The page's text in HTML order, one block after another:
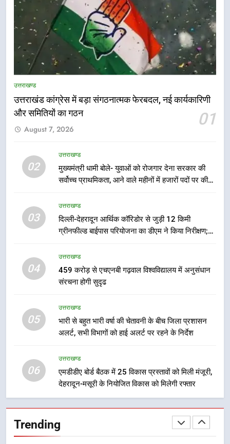
उत्तराखण्ड
उत्तराखंड कांग्रेस में बड़ा संगठनात्मक फेरबदल, नई कार्यकारिणी
और समितियों का गठन
01
August 7, 2026
02
उत्तराखण्ड
मुख्यमंत्री धामी बोले- युवाओं को रोजगार देना सरकार की
सर्वोच्च प्राथमिकता, आने वाले महीनों में हजारों पदों पर की
03
उत्तराखण्ड
दिल्ली-देहरादून आर्थिक कॉरिडोर से जुड़ी 12 किमी
ग्रीनफील्ड बाईपास परियोजना का डीएम ने किया निरीक्षण;
सुरक्षा मानकों से कोई समझौता नहींः डीएम
04
उत्तराखण्ड
459 करोड़ से एचएनबी गढ़वाल विश्वविद्यालय में अनुसंधान
संरचना होगी सुदृढ
05
उत्तराखण्ड
भारी से बहुत भारी वर्षा की चेतावनी के बीच जिला प्रशासन
अलर्ट, सभी विभागों को हाई अलर्ट पर रहने के निर्देश
06
उत्तराखण्ड
एमडीडीए बोर्ड बैठक में 25 विकास प्रस्तावों को मिली मंजूरी,
देहरादून-मसूरी के नियोजित विकास को मिलेगी रफ्तार
Trending
5
नियोजित विकास को मिलेगी रफ्तार
उत्तराखण्ड
मुख्यमंत्री पुष्कर सिंह धामी के दिशा-निर्देशों
में पीएम आवास योजना (शहरी) की प्रगति
की हुई समीक्षा
8
बैरागीवाला हत्याकांड के फरार चल रहे
उत्तराखंड कांग्रेस में बड़ा संगठनात्मक
फेरबदल, नई कार्यकारिणी और समितियों